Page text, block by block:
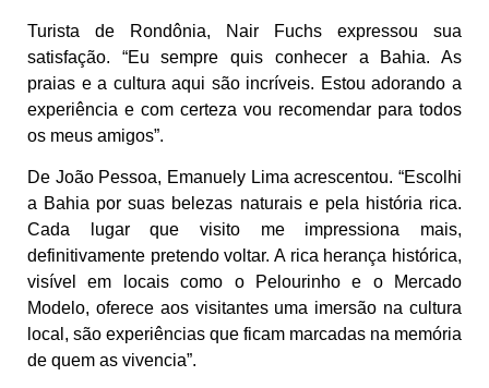
Turista de Rondônia, Nair Fuchs expressou sua
satisfação. “Eu sempre quis conhecer a Bahia. As
praias e a cultura aqui são incríveis. Estou adorando a
experiência e com certeza vou recomendar para todos
os meus amigos”.
De João Pessoa, Emanuely Lima acrescentou. “Escolhi
a Bahia por suas belezas naturais e pela história rica.
Cada lugar que visito me impressiona mais,
definitivamente pretendo voltar. A rica herança histórica,
visível em locais como o Pelourinho e o Mercado
Modelo, oferece aos visitantes uma imersão na cultura
local, são experiências que ficam marcadas na memória
de quem as vivencia”.